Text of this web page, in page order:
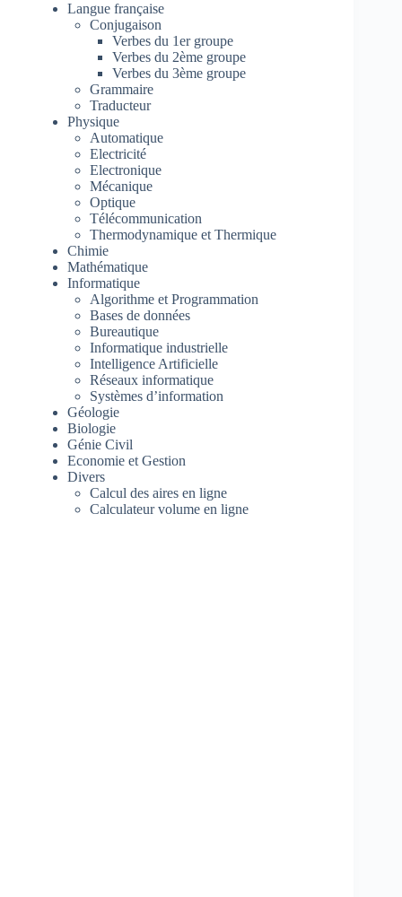
Langue française
Conjugaison
Verbes du 1er groupe
Verbes du 2ème groupe
Verbes du 3ème groupe
Grammaire
Traducteur
Physique
Automatique
Electricité
Electronique
Mécanique
Optique
Télécommunication
Thermodynamique et Thermique
Chimie
Mathématique
Informatique
Algorithme et Programmation
Bases de données
Bureautique
Informatique industrielle
Intelligence Artificielle
Réseaux informatique
Systèmes d’information
Géologie
Biologie
Génie Civil
Economie et Gestion
Divers
Calcul des aires en ligne
Calculateur volume en ligne